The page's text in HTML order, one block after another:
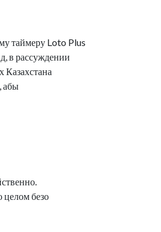
таймеру Loto Plus
в рассуждении
Казахстана
абы
целом безо